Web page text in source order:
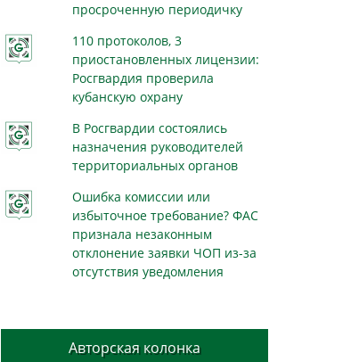
просроченную периодичку
110 протоколов, 3
приостановленных лицензии:
Росгвардия проверила
кубанскую охрану
В Росгвардии состоялись
назначения руководителей
территориальных органов
Ошибка комиссии или
избыточное требование? ФАС
признала незаконным
отклонение заявки ЧОП из-за
отсутствия уведомления
Авторская колонка